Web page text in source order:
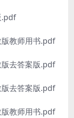
.pdf
教师用书.pdf
去答案版.pdf
去答案版.pdf
教师用书.pdf